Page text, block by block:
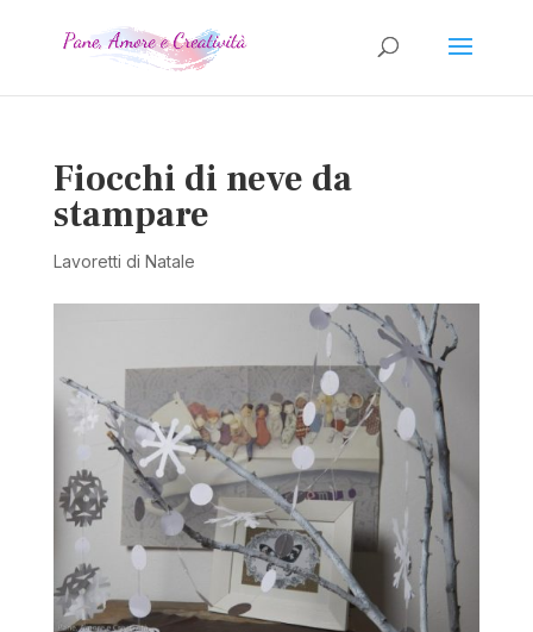
Fiocchi di neve da
stampare
Lavoretti di Natale